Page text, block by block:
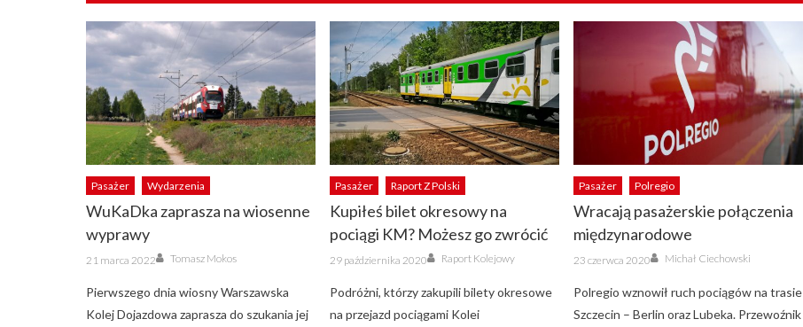
Pasażer Wydarzenia
WuKaDka zaprasza na wiosenne
wyprawy
Posted
on
21 marca 2022 Author
Tomasz Mokos
Pierwszego dnia wiosny Warszawska
Kolej Dojazdowa zaprasza do szukania jej
Pasażer Raport Z Polski
Kupiłeś bilet okresowy na
pociągi KM? Możesz go zwrócić
Posted
on
29 października 2020 Author
Raport Kolejowy
Podróżni, którzy zakupili bilety okresowe
na przejazd pociągami Kolei
Pasażer Polregio
Wracają pasażerskie połączenia
międzynarodowe
Posted
on
23 czerwca 2020 Author
Michał Ciechowski
Polregio wznowił ruch pociągów na trasie
Szczecin – Berlin oraz Lubeka. Przewoźnik